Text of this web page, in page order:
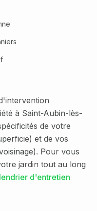
à Saint-Aubin-lès-
de votre
et de vos
Pour vous
jardin tout au long
d'entretien